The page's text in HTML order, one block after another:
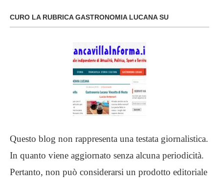
CURO LA RUBRICA GASTRONOMIA LUCANA SU
Questo blog non rappresenta una testata giornalistica.
In quanto viene aggiornato senza alcuna periodicità.
Pertanto, non può considerarsi un prodotto editoriale